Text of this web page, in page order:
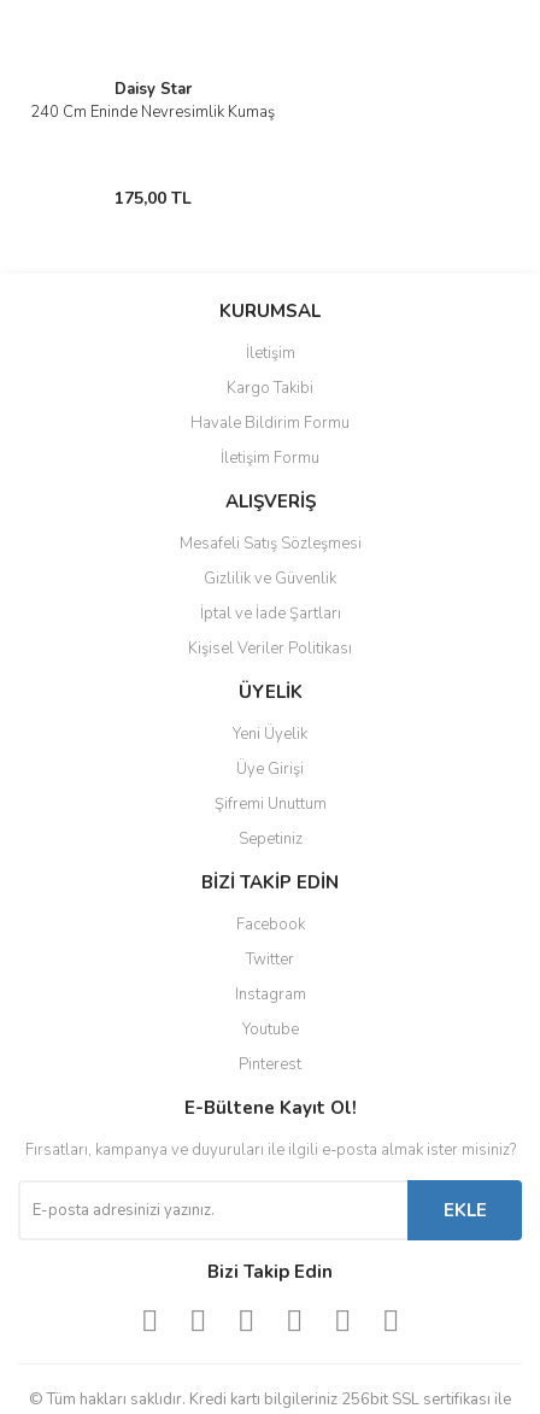
Daisy Star
240 Cm Eninde Nevresimlik Kumaş
175,00 TL
KURUMSAL
İletişim
Kargo Takibi
Havale Bildirim Formu
İletişim Formu
ALIŞVERİŞ
Mesafeli Satış Sözleşmesi
Gizlilik ve Güvenlik
İptal ve İade Şartları
Kişisel Veriler Politikası
ÜYELİK
Yeni Üyelik
Üye Girişi
Şifremi Unuttum
Sepetiniz
BİZİ TAKİP EDİN
Facebook
Twitter
Instagram
Youtube
Pinterest
E-Bültene Kayıt Ol!
Fırsatları, kampanya ve duyuruları ile ilgili e-posta almak ister misiniz?
EKLE
Bizi Takip Edin
© Tüm hakları saklıdır. Kredi kartı bilgileriniz 256bit SSL sertifikası ile